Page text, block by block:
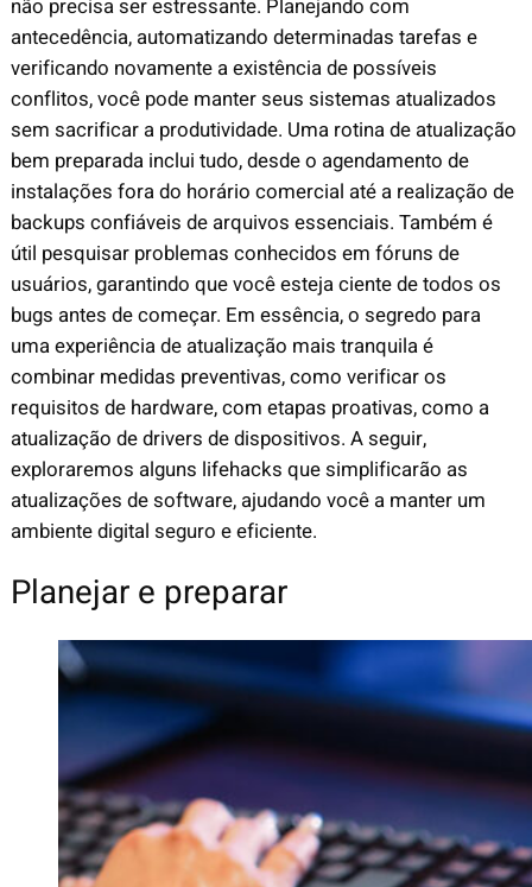
não precisa ser estressante. Planejando com
antecedência, automatizando determinadas tarefas e
verificando novamente a existência de possíveis
conflitos, você pode manter seus sistemas atualizados
sem sacrificar a produtividade. Uma rotina de atualização
bem preparada inclui tudo, desde o agendamento de
instalações fora do horário comercial até a realização de
backups confiáveis de arquivos essenciais. Também é
útil pesquisar problemas conhecidos em fóruns de
usuários, garantindo que você esteja ciente de todos os
bugs antes de começar. Em essência, o segredo para
uma experiência de atualização mais tranquila é
combinar medidas preventivas, como verificar os
requisitos de hardware, com etapas proativas, como a
atualização de drivers de dispositivos. A seguir,
exploraremos alguns lifehacks que simplificarão as
atualizações de software, ajudando você a manter um
ambiente digital seguro e eficiente.
Planejar e preparar